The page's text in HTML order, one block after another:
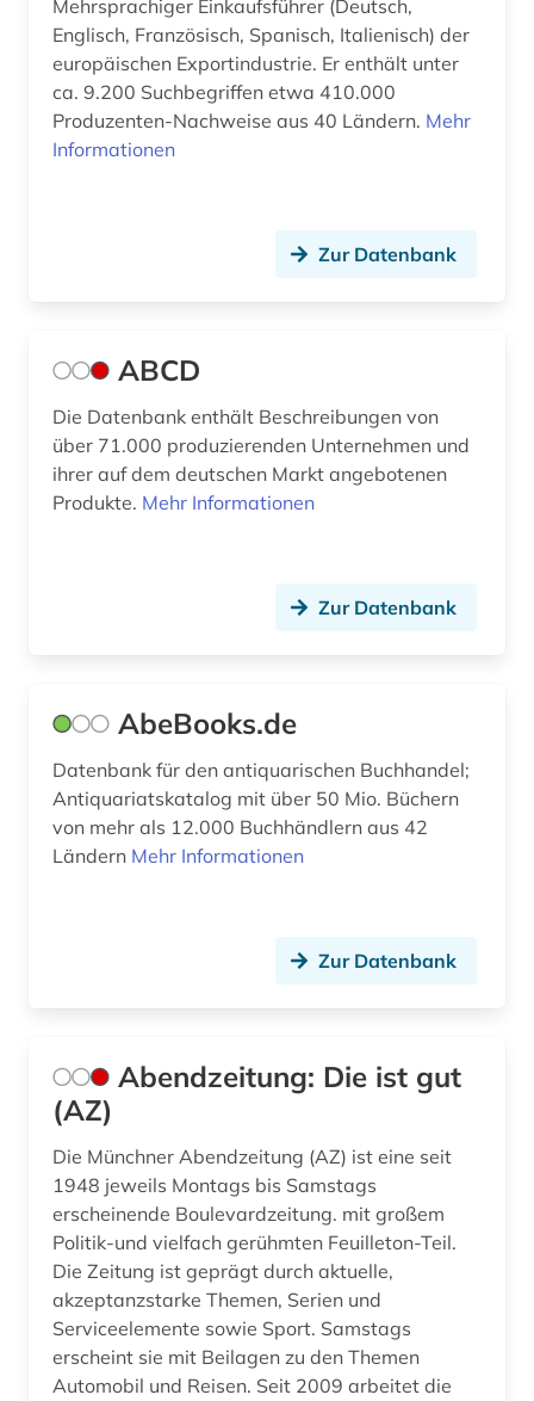
berichterstattung (1)
berlin (25)
bern (3)
berufliche bildung (1)
berufsanfang (1)
berufung professur (2)
bestandserhaltung (1)
betriebssystem (1)
betriebswirtschaft (3)
betriebswirtschaftslehre (2)
bevölkerung (2)
bevölkerungsentwicklung (1)
bewusstsein (1)
Mehrsprachiger Einkaufsführer (Deutsch,
Englisch, Französisch, Spanisch, Italienisch) der
europäischen Exportindustrie. Er enthält unter
ca. 9.200 Suchbegriffen etwa 410.000
Produzenten-Nachweise aus 40 Ländern. Mehr
Informationen
Zur Datenbank
ABCD
Die Datenbank enthält Beschreibungen von
über 71.000 produzierenden Unternehmen und
ihrer auf dem deutschen Markt angebotenen
Produkte. Mehr Informationen
Zur Datenbank
AbeBooks.de
Datenbank für den antiquarischen Buchhandel;
Antiquariatskatalog mit über 50 Mio. Büchern
von mehr als 12.000 Buchhändlern aus 42
Ländern Mehr Informationen
Zur Datenbank
Abendzeitung: Die ist gut
(AZ)
Die Münchner Abendzeitung (AZ) ist eine seit
1948 jeweils Montags bis Samstags
erscheinende Boulevardzeitung. mit großem
Politik-und vielfach gerühmten Feuilleton-Teil.
Die Zeitung ist geprägt durch aktuelle,
akzeptanzstarke Themen, Serien und
Serviceelemente sowie Sport. Samstags
erscheint sie mit Beilagen zu den Themen
Automobil und Reisen. Seit 2009 arbeitet die